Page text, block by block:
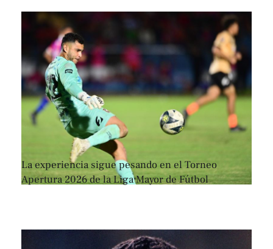
La experiencia sigue pesando en el Torneo
Apertura 2026 de la Liga Mayor de Fútbol